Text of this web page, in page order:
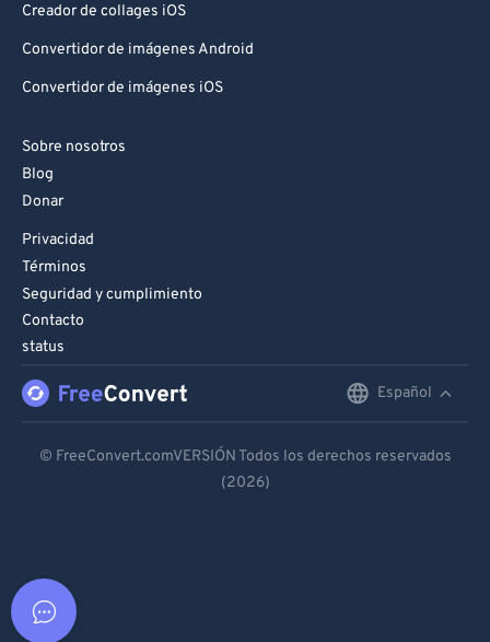
Creador de collages iOS
Convertidor de imágenes Android
Convertidor de imágenes iOS
Sobre nosotros
Blog
Donar
Privacidad
Términos
Seguridad y cumplimiento
Contacto
status
Español
Español
© FreeConvert.comVERSIÓN Todos los derechos reservados
(2026)